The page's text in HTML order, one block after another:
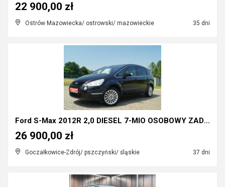
Ostrów Mazowiecka/ ostrowski/ mazowieckie 35 dni
22 900,00 zł
Ford S-Max 2012R 2,0 DIESEL 7-MIO OSOBOWY ZADBANY
Goczałkowice-Zdrój/ pszczyński/ śląskie 37 dni
26 900,00 zł